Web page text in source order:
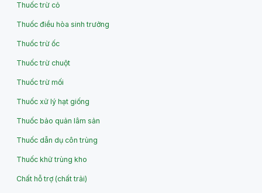
Thuốc trừ cỏ
Thuốc điều hòa sinh trưởng
Thuốc trừ ốc
Thuốc trừ chuột
Thuốc trừ mối
Thuốc xử lý hạt giống
Thuốc bảo quản lâm sản
Thuốc dẫn dụ côn trùng
Thuốc khử trùng kho
Chất hỗ trợ (chất trải)